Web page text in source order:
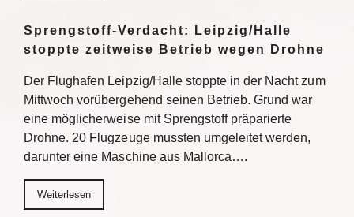
Sprengstoff-Verdacht: Leipzig/Halle
stoppte zeitweise Betrieb wegen Drohne
Der Flughafen Leipzig/Halle stoppte in der Nacht zum
Mittwoch vorübergehend seinen Betrieb. Grund war
eine möglicherweise mit Sprengstoff präparierte
Drohne. 20 Flugzeuge mussten umgeleitet werden,
darunter eine Maschine aus Mallorca….
Weiterlesen